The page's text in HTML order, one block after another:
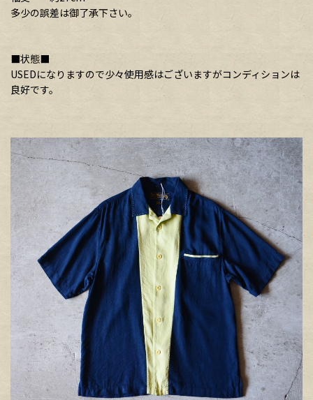
多少の誤差は御了承下さい。
■状態■
USEDになりますので少々使用感はございますがコンディションは
良好です。